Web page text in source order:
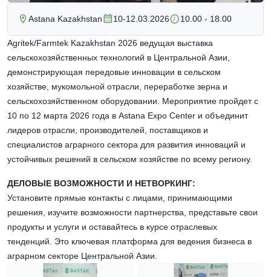
Astana Kazakhstan 10-12.03.2026 10.00 - 18.00
Agritek/Farmtek Kazakhstan 2026 ведущая выставка
сельскохозяйственных технологий в Центральной Азии,
демонстрирующая передовые инновации в сельском
хозяйстве, мукомольной отрасли, переработке зерна и
сельскохозяйственном оборудовании. Мероприятие пройдет с
10 по 12 марта 2026 года в Astana Expo Center и объединит
лидеров отрасли, производителей, поставщиков и
специалистов аграрного сектора для развития инноваций и
устойчивых решений в сельском хозяйстве по всему региону.
ДЕЛОВЫЕ ВОЗМОЖНОСТИ И НЕТВОРКИНГ:
Установите прямые контакты с лицами, принимающими
решения, изучите возможности партнерства, представьте свои
продукты и услуги и оставайтесь в курсе отраслевых
тенденций. Это ключевая платформа для ведения бизнеса в
аграрном секторе Центральной Азии.